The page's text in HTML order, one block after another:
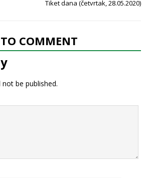
Tiket dana (četvrtak, 28.05.2020)
COMMENT
be published.